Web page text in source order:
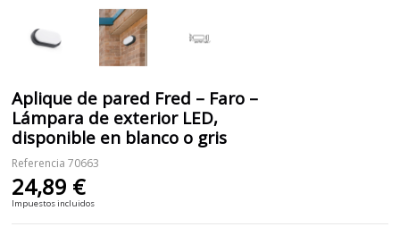
Aplique de pared Fred – Faro –
Lámpara de exterior LED,
disponible en blanco o gris
Referencia 70663
24,89 €
Impuestos incluidos